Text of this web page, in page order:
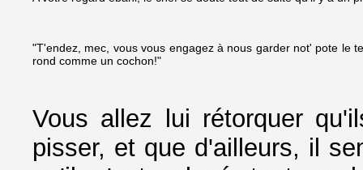
"T'endez, mec, vous vous engagez à nous garder not' pote le
rond comme un cochon!"
Vous allez lui rétorquer
pisser, et que d'ailleurs, il